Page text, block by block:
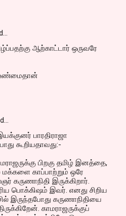
ஆற்காட்டார் ஒருவரே
பாரதிராஜா
கூறியதாவது:-
பிறகு தமிழ் இனத்தை,
காப்பாற்றும் ஒரே
கருணாநிதி இருக்கிறார்.
பொக்கிஷம் இவர். எனது சிறிய
இருந்தபோது கருணாநிதியை
காமராஜருக்குப்